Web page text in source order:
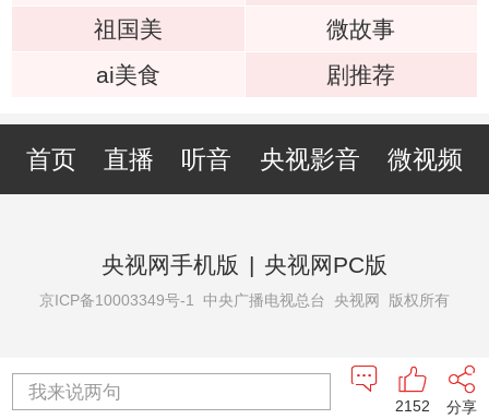
祖国美
微故事
ai美食
剧推荐
首页 直播 听音 央视影音 微视频
央视网手机版 | 央视网PC版
京ICP备10003349号-1 中央广播电视总台 央视网 版权所有
我来说两句
分享
2152